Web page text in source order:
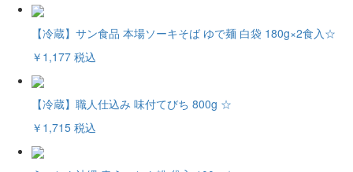
【冷蔵】サン食品 本場ソーキそば ゆで麺 白袋 180g×2食入☆
￥1,177 税込
【冷蔵】職人仕込み 味付てびち 800g ☆
￥1,715 税込